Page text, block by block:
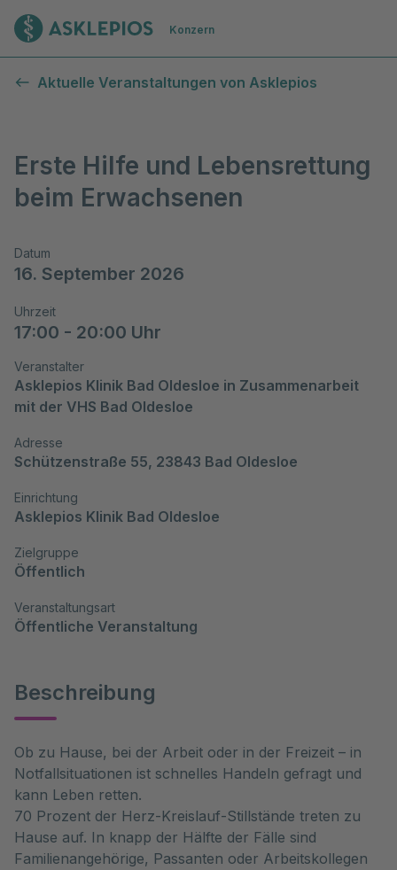
Zur Startseite
Konzern
Aktuelle Veranstaltungen von Asklepios
Erste Hilfe und Lebensrettung
beim Erwachsenen
Datum
16. September 2026
Uhrzeit
17:00 - 20:00 Uhr
Veranstalter
Asklepios Klinik Bad Oldesloe in Zusammenarbeit
mit der VHS Bad Oldesloe
Adresse
Schützenstraße 55, 23843 Bad Oldesloe
Einrichtung
Asklepios Klinik Bad Oldesloe
Zielgruppe
Öffentlich
Veranstaltungsart
Öffentliche Veranstaltung
Beschreibung
Ob zu Hause, bei der Arbeit oder in der Freizeit – in
Notfallsituationen ist schnelles Handeln gefragt und
kann Leben retten.
70 Prozent der Herz-Kreislauf-Stillstände treten zu
Hause auf. In knapp der Hälfte der Fälle sind
Familienangehörige, Passanten oder Arbeitskollegen